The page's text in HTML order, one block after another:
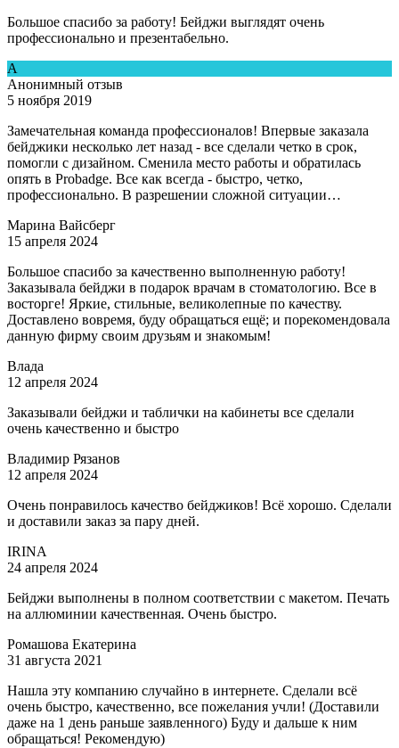
Большое спасибо за работу! Бейджи выглядят очень
профессионально и презентабельно.
А
Анонимный отзыв
5 ноября 2019
Замечательная команда профессионалов! Впервые заказала
бейджики несколько лет назад - все сделали четко в срок,
помогли с дизайном. Сменила место работы и обратилась
опять в Рrobadge. Все как всегда - быстро, четко,
профессионально. В разрешении сложной ситуации…
Марина Вайсберг
15 апреля 2024
Большое спасибо за качественно выполненную работу!
Заказывала бейджи в подарок врачам в стоматологию. Все в
восторге! Яркие, стильные, великолепные по качеству.
Доставлено вовремя, буду обращаться ещё; и порекомендовала
данную фирму своим друзьям и знакомым!
Влада
12 апреля 2024
Заказывали бейджи и таблички на кабинеты все сделали
очень качественно и быстро
Владимир Рязанов
12 апреля 2024
Очень понравилось качество бейджиков! Всё хорошо. Сделали
и доставили заказ за пару дней.
IRINA
24 апреля 2024
Бейджи выполнены в полном соответствии с макетом. Печать
на аллюминии качественная. Очень быстро.
Ромашова Екатерина
31 августа 2021
Нашла эту компанию случайно в интернете. Сделали всё
очень быстро, качественно, все пожелания учли! (Доставили
даже на 1 день раньше заявленного) Буду и дальше к ним
обращаться! Рекомендую)